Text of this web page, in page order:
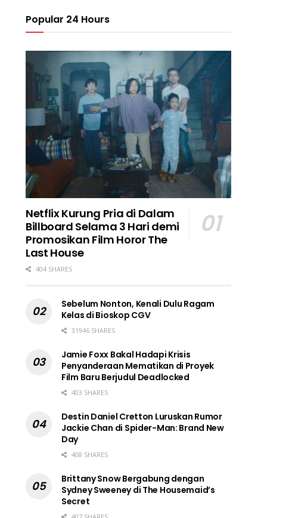
Popular 24 Hours
Netflix Kurung Pria di Dalam
Billboard Selama 3 Hari demi
Promosikan Film Horor The
Last House
404 SHARES
Sebelum Nonton, Kenali Dulu Ragam
Kelas di Bioskop CGV
31946 SHARES
Jamie Foxx Bakal Hadapi Krisis
Penyanderaan Mematikan di Proyek
Film Baru Berjudul Deadlocked
403 SHARES
Destin Daniel Cretton Luruskan Rumor
Jackie Chan di Spider-Man: Brand New
Day
408 SHARES
Brittany Snow Bergabung dengan
Sydney Sweeney di The Housemaid’s
Secret